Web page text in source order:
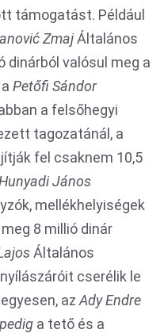
támogatást. Például
ZmajÁltalános
dinárból valósul meg a
Petőfi Sándor
a felsőhegyi
tagozatánál, a
fel csaknem 10,5
János
mellékhelyiségek
8 millió dinár
Általános
cserélik le
az Ady Endre
a tető és a